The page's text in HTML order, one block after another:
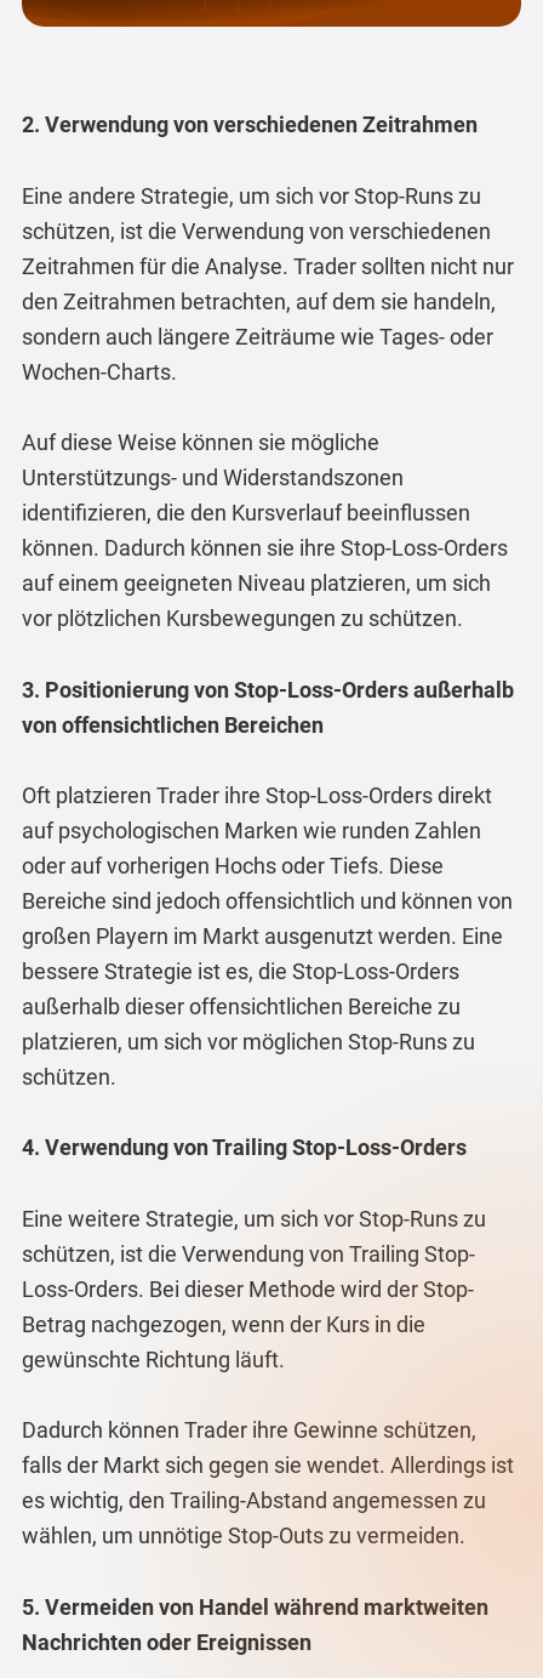
2. Verwendung von verschiedenen Zeitrahmen
Eine andere Strategie, um sich vor Stop-Runs zu
schützen, ist die Verwendung von verschiedenen
Zeitrahmen für die Analyse. Trader sollten nicht nur
den Zeitrahmen betrachten, auf dem sie handeln,
sondern auch längere Zeiträume wie Tages- oder
Wochen-Charts.
Auf diese Weise können sie mögliche
Unterstützungs- und Widerstandszonen
identifizieren, die den Kursverlauf beeinflussen
können. Dadurch können sie ihre Stop-Loss-Orders
auf einem geeigneten Niveau platzieren, um sich
vor plötzlichen Kursbewegungen zu schützen.
3. Positionierung von Stop-Loss-Orders außerhalb
von offensichtlichen Bereichen
Oft platzieren Trader ihre Stop-Loss-Orders direkt
auf psychologischen Marken wie runden Zahlen
oder auf vorherigen Hochs oder Tiefs. Diese
Bereiche sind jedoch offensichtlich und können von
großen Playern im Markt ausgenutzt werden. Eine
bessere Strategie ist es, die Stop-Loss-Orders
außerhalb dieser offensichtlichen Bereiche zu
platzieren, um sich vor möglichen Stop-Runs zu
schützen.
4. Verwendung von Trailing Stop-Loss-Orders
Eine weitere Strategie, um sich vor Stop-Runs zu
schützen, ist die Verwendung von Trailing Stop-
Loss-Orders. Bei dieser Methode wird der Stop-
Betrag nachgezogen, wenn der Kurs in die
gewünschte Richtung läuft.
Dadurch können Trader ihre Gewinne schützen,
falls der Markt sich gegen sie wendet. Allerdings ist
es wichtig, den Trailing-Abstand angemessen zu
wählen, um unnötige Stop-Outs zu vermeiden.
5. Vermeiden von Handel während marktweiten
Nachrichten oder Ereignissen